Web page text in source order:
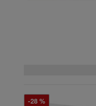
-28 %